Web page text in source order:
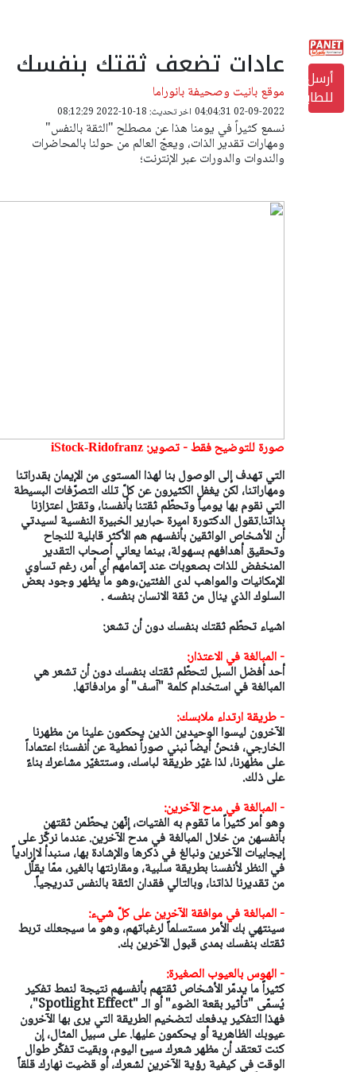
أرسل
للطابعة
عادات تضعف ثقتك بنفسك
موقع بانيت وصحيفة بانوراما
02-09-2022 04:04:31 اخر تحديث: 18-10-2022 08:12:29
نسمع كثيراً في يومنا هذا عن مصطلح "الثقة بالنفس"
ومهارات تقدير الذات، ويعجّ العالم من حولنا بالمحاضرات
والندوات والدورات عبر الإنترنت؛
صورة للتوضيح فقط - تصوير: iStock-Ridofranz
التي تهدف إلى الوصول بنا لهذا المستوى من الإيمان بقدراتنا
ومهاراتنا، لكن يغفل الكثيرون عن كلّ تلك التصرّفات البسيطة
التي نقوم بها يومياً وتحطّم ثقتنا بأنفسنا، وتقتل اعتزازنا
بذاتنا.تقول الدكتورة اميرة حبارير الخبيرة النفسية لسيدتي
أن الأشخاص الواثقين بأنفسهم هم الأكثر قابلية للنجاح
وتحقيق أهدافهم بسهولة، بينما يعاني أصحاب التقدير
المنخفض للذات بصعوبات عند إتمامهم أي أمر، رغم تساوي
الإمكانيات والمواهب لدى الفئتين،وهو ما يظهر وجود بعض
السلوك الذي ينال من ثقة الانسان بنفسه .
اشياء تحطّم ثقتك بنفسك دون أن تشعر:
- المبالغة في الاعتذار:
أحد أفضل السبل لتحطّم ثقتك بنفسك دون أن تشعر هي
المبالغة في استخدام كلمة "آسف" أو مرادفاتها.
- طريقة ارتداء ملابسك:
الآخرون ليسوا الوحيدين الذين يحكمون علينا من مظهرنا
الخارجي، فنحنُ أيضاً نبني صوراً نمطية عن أنفسنا؛ اعتماداً
على مظهرنا، لذا غيّر طريقة لباسك، وستتغيّر مشاعرك بناءً
على ذلك.
- المبالغة في مدح الآخرين:
وهو أمر كثيراً ما تقوم به الفتيات، إنّهن يحطّمن ثقتهن
بأنفسهن من خلال المبالغة في مدح الآخرين. عندما نركّز على
إيجابيات الآخرين ونبالغ في ذكرها والإشادة بها، سنبدأ لاإرادياً
في النظر لأنفسنا بطريقة سلبية، ومقارنتها بالغير، ممّا يقلّل
من تقديرنا لذاتنا، وبالتالي فقدان الثقة بالنفس تدريجياً.
- المبالغة في موافقة الآخرين على كلّ شيء:
سينتهي بك الأمر مستسلماً لرغباتهم، وهو ما سيجعلك تربط
ثقتك بنفسك بمدى قبول الآخرين بك.
- الهوس بالعيوب الصغيرة:
كثيراً ما يدمّر الأشخاص ثقتهم بأنفسهم نتيجة لنمط تفكير
يُسمّى "تأثير بقعة الضوء" أو الـ "Spotlight Effect"،
فهذا التفكير يدفعك لتضخيم الطريقة التي يرى بها الآخرون
عيوبك الظاهرية أو يحكمون عليها. على سبيل المثال، إن
كنت تعتقد أن مظهر شعرك سيئ اليوم، وبقيت تفكّر طوال
الوقت في كيفية رؤية الآخرين لشعرك، أو قضيت نهارك قلقاً